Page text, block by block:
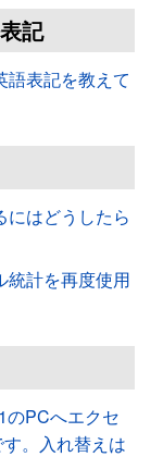
記
語表記を教えて
にはどうしたら
統計を再度使用
のPCへエクセ
。入れ替えは